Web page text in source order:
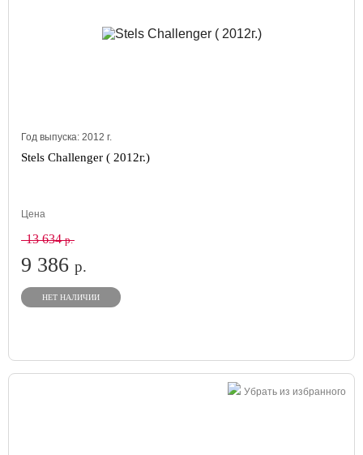
Год выпуска: 2012 г.
Stels Challenger ( 2012г.)
Цена
13 634р.
9 386 р.
НЕТ НАЛИЧИИ
Убрать из избранного